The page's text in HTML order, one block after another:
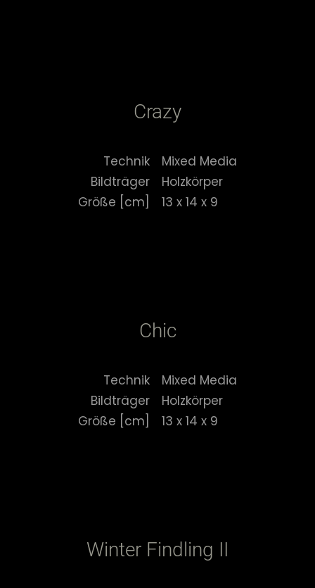
Crazy
Technik
Mixed Media
Bildträger
Holzkörper
Größe [cm]
13 x 14 x 9
Chic
Technik
Mixed Media
Bildträger
Holzkörper
Größe [cm]
13 x 14 x 9
Winter Findling II